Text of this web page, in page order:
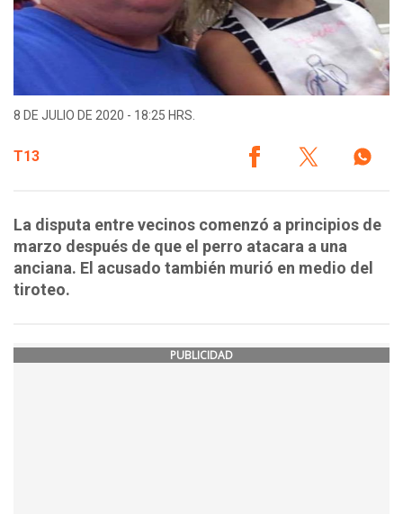
8 DE JULIO DE 2020 - 18:25 HRS.
T13
La disputa entre vecinos comenzó a principios de
marzo después de que el perro atacara a una
anciana. El acusado también murió en medio del
tiroteo.
PUBLICIDAD